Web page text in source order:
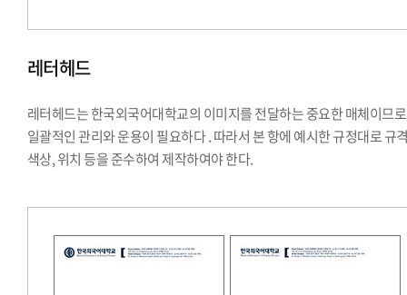
레터헤드
레터헤드는 한국외국어대학교의 이미지를 전달하는 중요한 매체이므로
일괄적인 관리와 운용이 필요하다 . 따라서 본 항에 예시한 규정대로 규
색상, 위치 등을 준수하여 제작하여야 한다.